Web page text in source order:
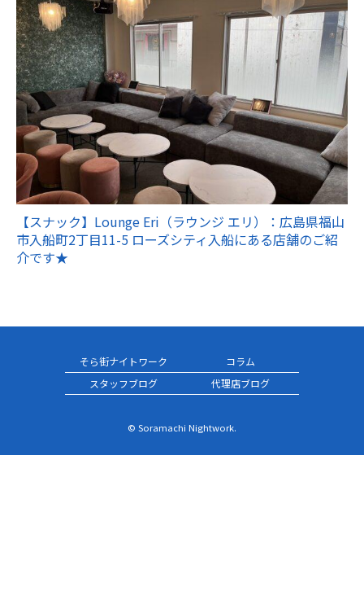
【スナック】Lounge Eri（ラウンジ エリ）：広島県福山
市入船町2丁目11-5 ローズシティ入船にある店舗のご紹
介です★
そら街ナイトワーク
コラム
スタッフブログ
代理店ブログ
© Soramachi Nightwork.